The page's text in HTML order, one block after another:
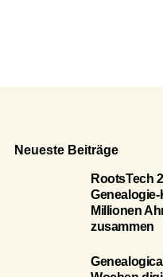
Neueste Beiträge
RootsTech
Millionen
zusammen